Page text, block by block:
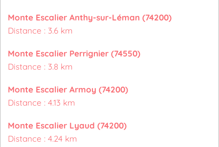
Monte Escalier Anthy-sur-Léman (74200)
Distance : 3.6 km
Monte Escalier Perrignier (74550)
Distance : 3.8 km
Monte Escalier Armoy (74200)
Distance : 4.13 km
Monte Escalier Lyaud (74200)
Distance : 4.24 km